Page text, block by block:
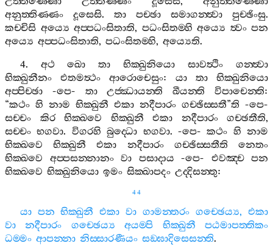
අනුත‍්තිණ‍්ණං
දූසෙසි. තා පච‍්ඡා සමාගන‍්ත්‍වා පුච‍්ඡිංසු.
කච‍්චිසි අය්‍යෙ අප‍්පධංසිතාති, පධංසිතම‍්හි අය්‍යෙ ත්‍වං පන
අය්‍යෙ අප‍්පධංසිතාති, පධංසිතම‍්හි, අය්‍යෙති.
4. අථ ඛො තා භික‍්ඛුනියො සාවත්‍ථිං
ගන‍්ත්‍වා
භික‍්ඛුනීනං
එතමත්‍ථං ආරොචෙසුං: යා තා
භික‍්ඛුනියො
අප‍්පිච‍්ඡා -පෙ- තා උජ‍්ඣායන‍්ති ඛීයන‍්ති විපාචෙන‍්ති:
“කථං හි නාම භික‍්ඛුනී එකා නදීපාරං ගච‍්ඡිස‍්සතී”ති -පෙ-
සච‍්චං
කිර භික‍්ඛවෙ භික‍්ඛුනී එකා නදීපාරං ගච‍්ඡතීති,
සච‍්චං භගවා. විගරහි බුද‍්ධො භගවා. -පෙ-කථං හි නාම
භික‍්ඛවෙ
භික‍්ඛුනී එකා නදීපාරං ගච‍්ඡිස‍්සතීති
නෙතං
භික‍්ඛවෙ
අප‍්පසන‍්නානං වා පසාදාය -පෙ- එවඤ‍්ච
පන
භික‍්ඛවෙ භික‍්ඛුනියො ඉමං සික‍්ඛාපදං උද‍්දිසන‍්තු:
44
යා පන භික‍්ඛුනී එකා වා ගාමන‍්තරං ගච‍්ඡෙය්‍ය,එකා
වා
නදීපාරං ගච‍්ඡෙය්‍ය අයම‍්පි භික‍්ඛුනී
පඨමාපත‍්තිකං
ධම‍්මං ආපන‍්නා නිස‍්සාරණීයං සඞ‍්ඝාදිසෙසන‍්ති.